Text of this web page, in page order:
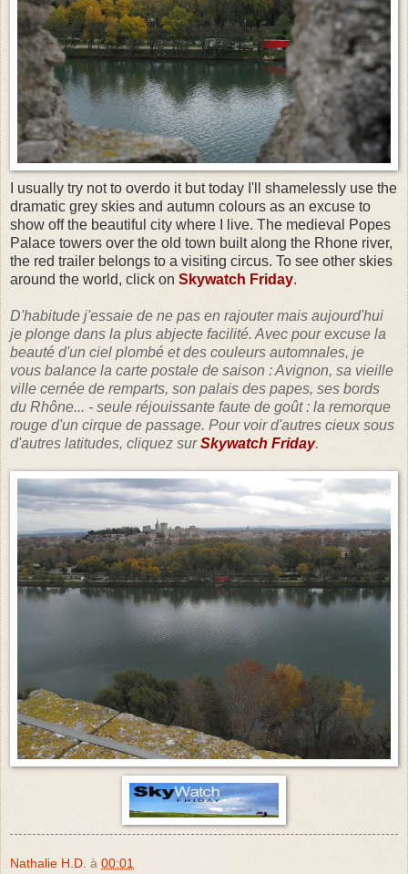
I usually try not to overdo it but today I'll shamelessly use the
dramatic grey skies and autumn colours as an excuse to
show off the beautiful city where I live. The medieval Popes
Palace towers over the old town built along the Rhone river,
the red trailer belongs to a visiting circus. To see other skies
around the world, click on Skywatch Friday.
D'habitude j'essaie de ne pas en rajouter mais aujourd'hui
je plonge dans la plus abjecte facilité. Avec pour excuse la
beauté d'un ciel plombé et des couleurs automnales, je
vous balance la carte postale de saison : Avignon, sa vieille
ville cernée de remparts, son palais des papes, ses bords
du Rhône... - seule réjouissante faute de goût : la remorque
rouge d'un cirque de passage. Pour voir d'autres cieux sous
d'autres latitudes, cliquez surSkywatch Friday.
Nathalie H.D. à 00:01